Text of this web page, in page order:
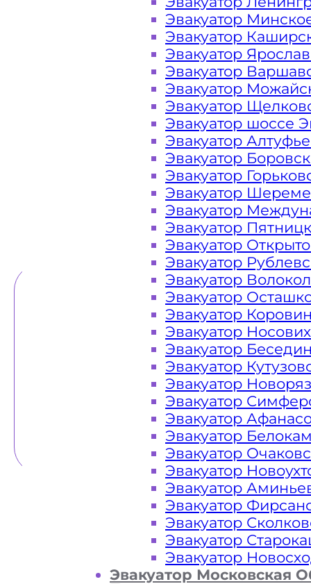
Закажите услугу "эвакуатор
"онлайн" на сайте компании
Вам необходимы услуги
Эвакуаторы «МОБИ» находятся
Бухарово городского округа
в сутки. Обращайтесь к нам
любой ситуации и гарантируем
WHATSAPP
Эвакуатор
Эвакуатор
Эвакуатор
Эвакуатор
Эвакуатор
Эвакуатор
Эвакуатор шоссе
Эвакуатор
Эвакуатор
Эвакуатор
Эвакуатор
Эвакуатор
Эвакуатор
Эвакуатор
Эвакуатор
Эвакуатор
Эвакуатор
Эвакуатор
Эвакуатор
Эвакуатор
Эвакуатор
Эвакуатор
Эвакуатор
Эвакуатор
Эвакуатор
Эвакуатор
Эвакуатор
Эвакуатор
Эвакуатор
Эвакуатор
Эвакуатор
Эвакуатор
Эвакуатор Московская